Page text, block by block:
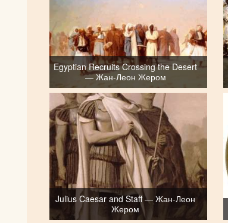
Egyptian Recruits Crossing the Desert
— Жан-Леон Жером
Julius Caesar and Staff — Жан-Леон
Жером